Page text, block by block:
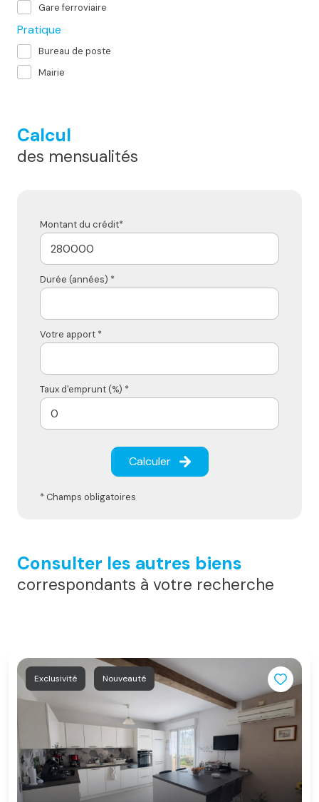
Gare ferroviaire
Pratique
Bureau de poste
Mairie
Calcul
des mensualités
Montant du crédit*
Durée (années) *
Votre apport *
Taux d'emprunt (%) *
Calculer
* Champs obligatoires
Consulter les autres biens
correspondants à votre recherche
Exclusivité Nouveauté